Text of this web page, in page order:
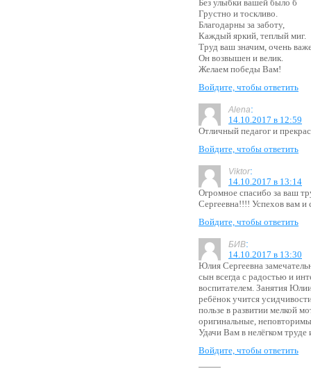
Без улыбки вашей было б
Грустно и тоскливо.
Благодарны за заботу,
Каждый яркий, теплый миг.
Труд ваш значим, очень
Он возвышен и велик.
Желаем победы Вам!
Войдите, чтобы ответить
Alena:
14.10.2017 в 12:59
Отличный педагог и
Войдите, чтобы ответить
Viktor:
14.10.2017 в 13:14
Огромное спасибо за ваш
Сергеевна!!!! Успехов вам и
Войдите, чтобы ответить
БИВ:
14.10.2017 в 13:30
Юлия Сергеевна
сын всегда с радостью и
воспитателем. Занятия
ребёнок учится
пользе в развитии мелкой
оригинальные,
Удачи Вам в нелёгком
Войдите, чтобы ответить